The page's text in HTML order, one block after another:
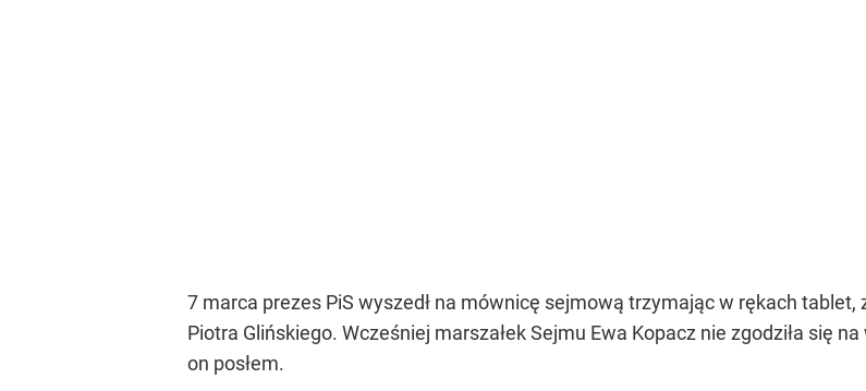
7 marca prezes PiS wyszedł na mównicę sejmową trzymając w rękach
Piotra Glińskiego. Wcześniej marszałek Sejmu Ewa Kopacz nie zgodziła się
on posłem.